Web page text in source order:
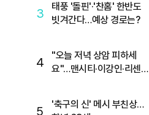
3
태풍 '돌핀'·'찬홈' 한반도
빗겨간다…예상 경로는?
4
"오늘 저녁 상암 피하세
요"…맨시티·이강인·리센느
5
'축구의 신' 메시 부친상…